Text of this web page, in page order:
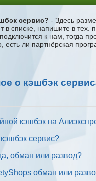
сервис? - Здесь
в списке, напишите в
к нам, тогда
есть ли партнёрская
о кэшбэк
кэшбэк на
сервис?
обман или развод?
обман или